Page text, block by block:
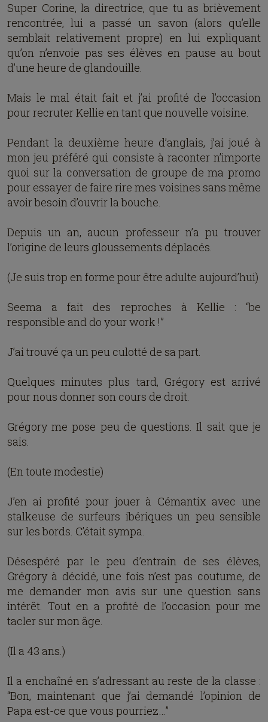
Super Corine, la directrice, que tu as brièvement
rencontrée, lui a passé un savon (alors qu’elle
semblait relativement propre) en lui expliquant
qu’on n’envoie pas ses élèves en pause au bout
d’une heure de glandouille.
Mais le mal était fait et j’ai profité de l’occasion
pour recruter Kellie en tant que nouvelle voisine.
Pendant la deuxième heure d’anglais, j’ai joué à
mon jeu préféré qui consiste à raconter n’importe
quoi sur la conversation de groupe de ma promo
pour essayer de faire rire mes voisines sans même
avoir besoin d’ouvrir la bouche.
Depuis un an, aucun professeur n’a pu trouver
l’origine de leurs gloussements déplacés.
(Je suis trop en forme pour être adulte aujourd’hui)
Seema a fait des reproches à Kellie : “be
responsible and do your work !”
J’ai trouvé ça un peu culotté de sa part.
Quelques minutes plus tard, Grégory est arrivé
pour nous donner son cours de droit.
Grégory me pose peu de questions. Il sait que je
sais.
(En toute modestie)
J’en ai profité pour jouer à Cémantix avec une
stalkeuse de surfeurs ibériques un peu sensible
sur les bords. C’était sympa.
Désespéré par le peu d’entrain de ses élèves,
Grégory à décidé, une fois n’est pas coutume, de
me demander mon avis sur une question sans
intérêt. Tout en a profité de l’occasion pour me
tacler sur mon âge.
(Il a 43 ans.)
Il a enchaîné en s’adressant au reste de la classe :
“Bon, maintenant que j’ai demandé l’opinion de
Papa est-ce que vous pourriez…”